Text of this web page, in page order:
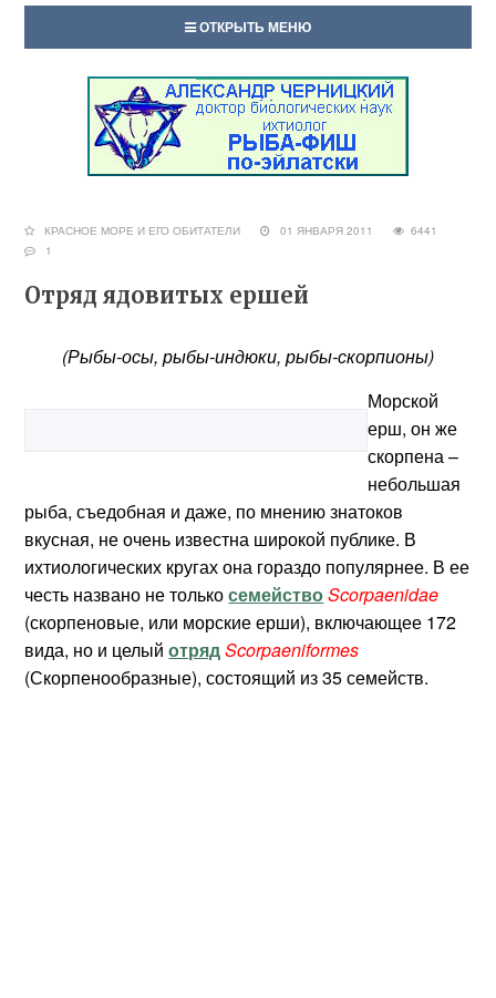
ОТКРЫТЬ МЕНЮ
КРАСНОЕ МОРЕ И ЕГО ОБИТАТЕЛИ 01 ЯНВАРЯ 2011
6441
1
Отряд ядовитых ершей
(Рыбы-осы, рыбы-индюки, рыбы-скорпионы)
Морской
ерш, он же
скорпена –
небольшая
рыба, съедобная и даже, по мнению знатоков
вкусная, не очень известна широкой публике. В
ихтиологических кругах она гораздо популярнее. В ее
честь названо не толькосемействоScorpaenidae
(скорпеновые, или морские ерши), включающее 172
вида, но и целыйотрядScorpaeniformes
(Скорпенообразные), состоящий из 35 семейств.